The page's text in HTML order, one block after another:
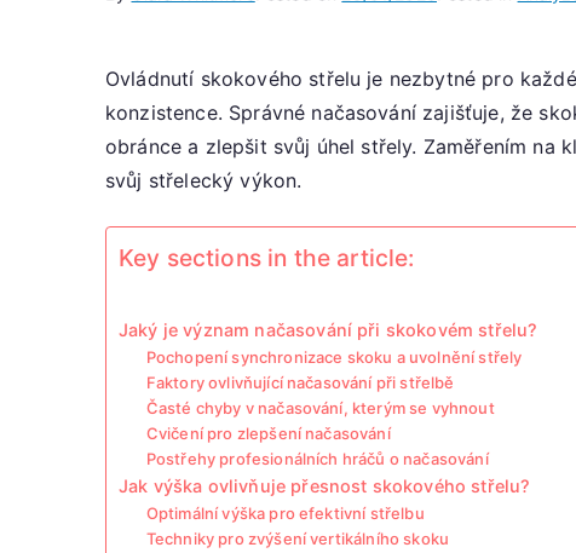
Ovládnutí skokového střelu je nezbytné pro
konzistence. Správné načasování zajišťuje, že
obránce a zlepšit svůj úhel střely. Zaměřením
svůj střelecký výkon.
Key sections in the article:
Jaký je význam načasování při skokovém střelu?
Pochopení synchronizace skoku a uvolnění střely
Faktory ovlivňující načasování při střelbě
Časté chyby v načasování, kterým se vyhnout
Cvičení pro zlepšení načasování
Postřehy profesionálních hráčů o načasování
Jak výška ovlivňuje přesnost skokového střelu?
Optimální výška pro efektivní střelbu
Techniky pro zvýšení vertikálního skoku